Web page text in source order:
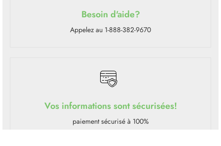
Besoin d'aide?
Appelez au 1-888-382-9670
Vos informations sont sécurisées!
paiement sécurisé à 100%